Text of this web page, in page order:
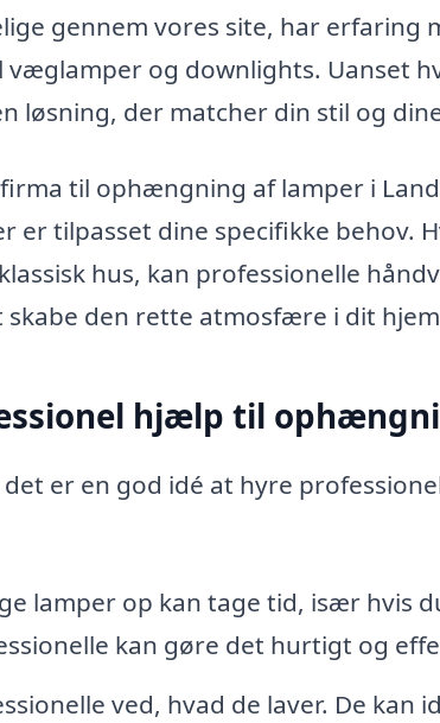
gennem vores site, har erfaring
og downlights. Uanset
løsning, der matcher din stil og
til ophængning af lamper i
er tilpasset dine specifikke behov.
hus, kan professionelle
skabe den rette atmosfære i dit
hjælp til
er en god idé at hyre
lamper op kan tage tid, især hvis
kan gøre det hurtigt og
ved, hvad de laver. De kan